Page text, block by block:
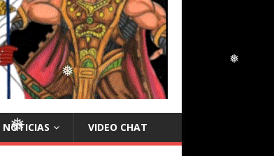
❅
NOTICIAS VIDEO CHAT